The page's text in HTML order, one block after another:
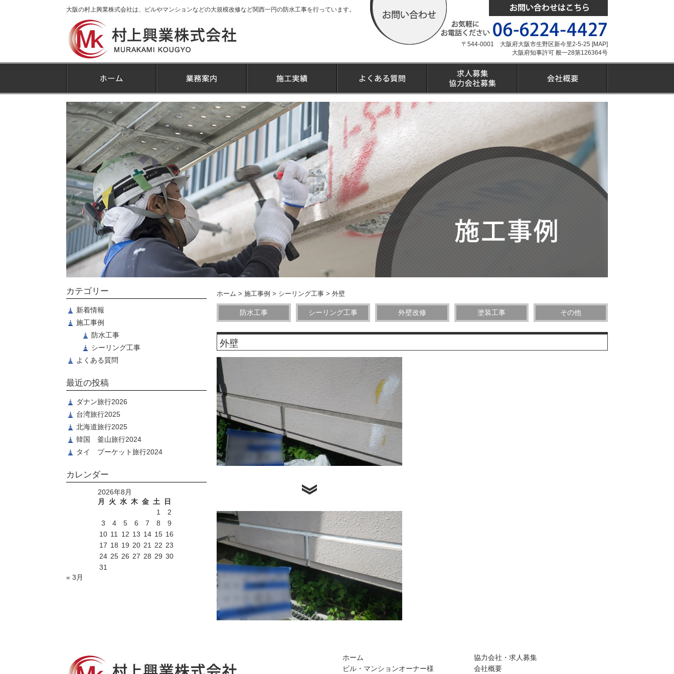
大阪の村上興業株式会社は、ビルやマンションなどの大規模改修など関西一円の防水工事を行っています。
〒544-0001 大阪府大阪市生野区新今里2-5-25 [MAP]
大阪府知事許可 般一28第126364号
ホーム > 施工事例 > シーリング工事 > 外壁
防水工事 シーリング工事 外壁改修 塗装工事 その他
外壁
カテゴリー
新着情報
施工事例
防水工事
シーリング工事
よくある質問
最近の投稿
ダナン旅行2026
台湾旅行2025
北海道旅行2025
韓国 釜山旅行2024
タイ プーケット旅行2024
カレンダー
2026年8月
月
火 水 木 金 土
日
1
2
3
4 5 6 7 8
9
10 11 12 13 14 15 16
17 18 19 20 21 22 23
24 25 26 27 28 29 30
31
« 3月
ホーム
ビル・マンションオーナー様
協力会社・求人募集
会社概要